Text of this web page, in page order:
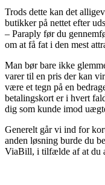
Trods dette kan det
butikker på nettet efter
– Paraply før du
om at få fat i den mest
Man bør bare ikke
varer til en pris der kan
være et tegn på en
betalingskort er i hvert
dig som kunde imod
Generelt går vi ind for
anden løsning burde du
ViaBill, i tilfælde af at du